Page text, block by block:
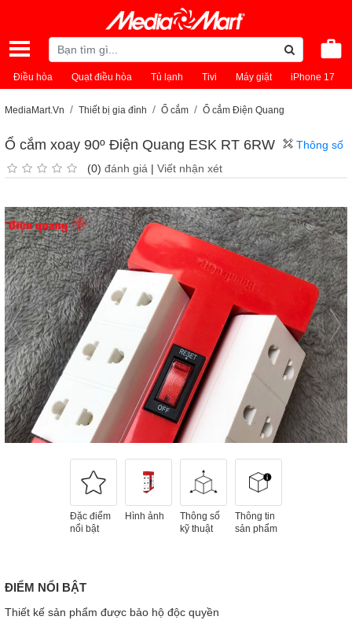
Điều hòa Quạt điều hòa Tủ lạnh Tivi Máy giặt iPhone 17
MediaMart.Vn Thiết bị gia đình Ổ cắm Ổ cắm Điện Quang
Ổ cắm xoay 90º Điện Quang ESK RT 6RW
(0) đánh giá | Viết nhận xét
Thông số
Đặc điểm
nổi bật
Hình ảnh
Thông số
kỹ thuật
Thông tin
sản phẩm
ĐIỂM NỔI BẬT
Thiết kế sản phẩm được bảo hộ độc quyền